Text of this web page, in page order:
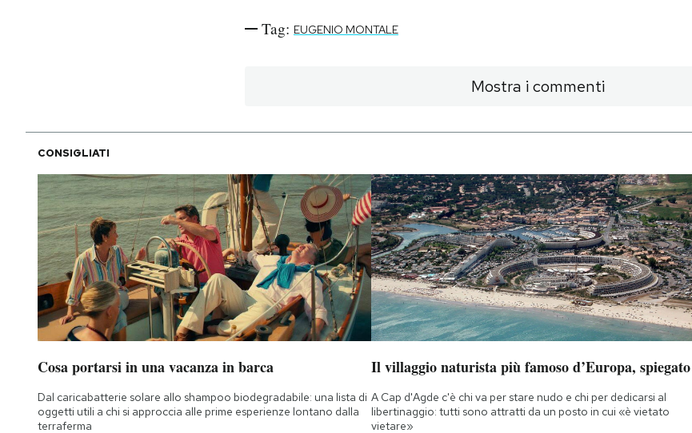
Tag: EUGENIO MONTALE
Mostra i commenti
CONSIGLIATI
Cosa portarsi in una vacanza in barca
Dal caricabatterie solare allo shampoo biodegradabile: una lista di
oggetti utili a chi si approccia alle prime esperienze lontano dalla
terraferma
Il villaggio naturista più famoso d’Europa, spiegato
A Cap d'Agde c'è chi va per stare nudo e chi per dedicarsi al
libertinaggio: tutti sono attratti da un posto in cui «è vietato
vietare»